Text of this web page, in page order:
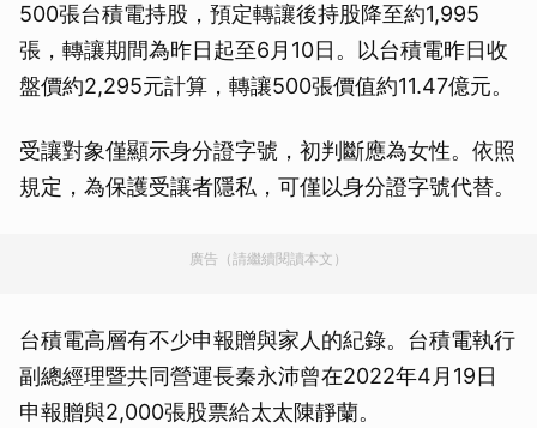
500張台積電持股，預定轉讓後持股降至約1,995
張，轉讓期間為昨日起至6月10日。以台積電昨日收
盤價約2,295元計算，轉讓500張價值約11.47億元。
受讓對象僅顯示身分證字號，初判斷應為女性。依照
規定，為保護受讓者隱私，可僅以身分證字號代替。
廣告（請繼續閱讀本文）
台積電高層有不少申報贈與家人的紀錄。台積電執行
副總經理暨共同營運長秦永沛曾在2022年4月19日
申報贈與2,000張股票給太太陳靜蘭。